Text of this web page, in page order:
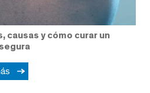
causas y cómo curar un